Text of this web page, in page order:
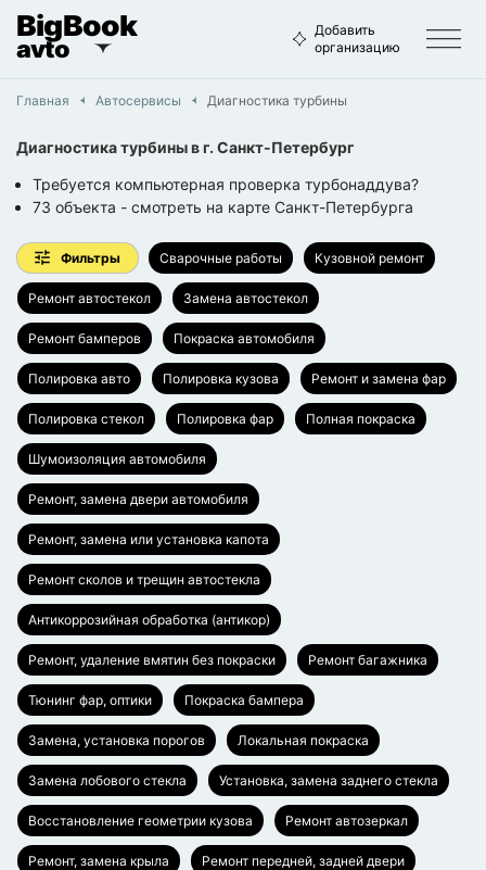
BigBook
avto
Добавить
организацию
Главная Автосервисы Диагностика турбины
Диагностика турбиныв г. Санкт-Петербург
Требуется компьютерная проверка турбонаддува?
73 объекта - смотреть на карте Санкт-Петербурга
Фильтры Сварочные работы Кузовной ремонт
Ремонт автостекол Замена автостекол
Ремонт бамперов Покраска автомобиля
Полировка авто Полировка кузова Ремонт и замена фар
Полировка стекол Полировка фар Полная покраска
Шумоизоляция автомобиля
Ремонт, замена двери автомобиля
Ремонт, замена или установка капота
Ремонт сколов и трещин автостекла
Антикоррозийная обработка (антикор)
Ремонт, удаление вмятин без покраски Ремонт багажника
Тюнинг фар, оптики Покраска бампера
Замена, установка порогов Локальная покраска
Замена лобового стекла Установка, замена заднего стекла
Восстановление геометрии кузова Ремонт автозеркал
Ремонт, замена крыла Ремонт передней, задней двери